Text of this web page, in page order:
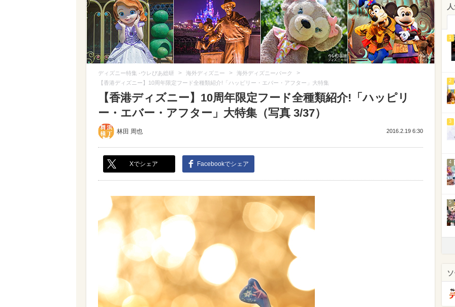
ディズニー特集 -ウレぴあ総研 > 海外ディズニー > 海外ディズニーパーク >
【香港ディズニー】10周年限定フード全種類紹介!「ハッピリー・エバー・アフター」大特集
【香港ディズニー】10周年限定フード全種類紹介!「ハッピリ
ー・エバー・アフター」大特集（写真 3/37）
林田 周也 2016.2.19 6:30
Xでシェア Facebookでシェア
1
2
3
4
5